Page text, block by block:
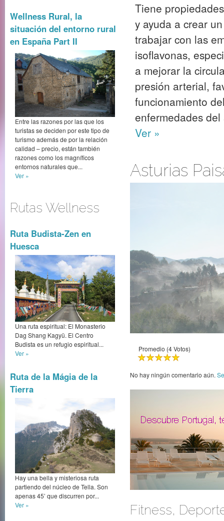
Wellness Rural, la
situación del entorno rural
en España Part II
Entre las razones por las que los
turistas se deciden por este tipo de
turismo además de por la relación
calidad – precio, están también
razones como los magníficos
entornos naturales que...
Ver »
Rutas Wellness
Ruta Budista-Zen en
Huesca
Una ruta espiritual: El Monasterio
Dag Shang Kagyü. El Centro
Budista es un refugio espiritual...
Ver »
Ruta de la Mágia de la
Tierra
Hay una bella y misteriosa ruta
partiendo del núcleo de Tella. Son
apenas 45’ que discurren por...
Ver »
Tiene
y ayuda a crear
trabajar con las
isoflavonas,
a mejorar la
presión arterial,
funcionamiento
enfermedades del
Ver »
Asturias
Promedio (4 Votos)
No hay ningún comentario aún.
Fitness,